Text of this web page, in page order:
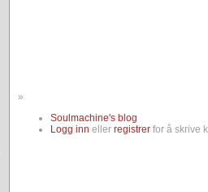
»
Soulmachine's blog
Logg inn eller registrer for å skrive